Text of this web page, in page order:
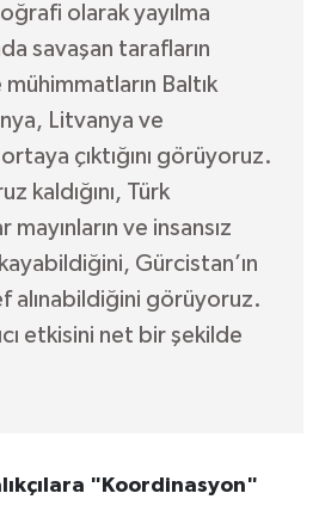
olarak yayılma
savaşan tarafların
mühimmatların Baltık
Litvanya ve
çıktığını görüyoruz.
kaldığını, Türk
mayınların ve insansız
Gürcistan’ın
alınabildiğini görüyoruz.
etkisini net bir şekilde
"Koordinasyon"